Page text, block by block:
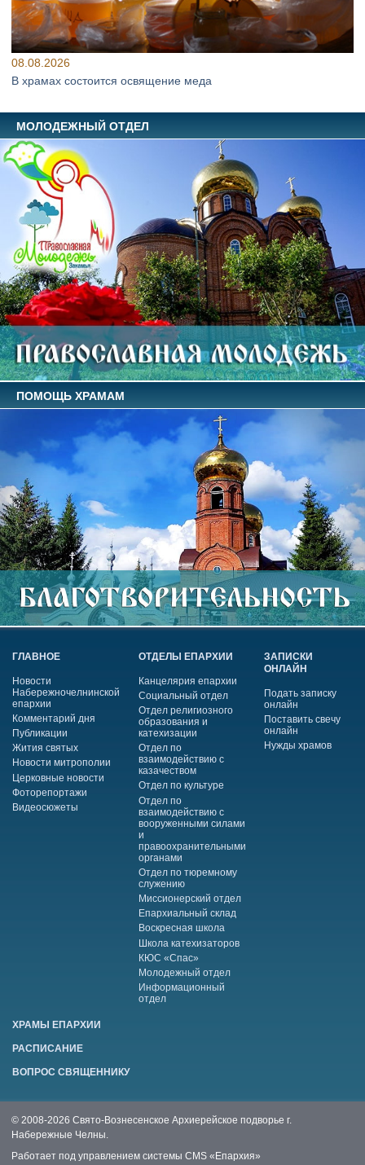
08.08.2026
В храмах состоится освящение меда
МОЛОДЕЖНЫЙ ОТДЕЛ
ПОМОЩЬ ХРАМАМ
ГЛАВНОЕ
Новости
Набережночелнинской
епархии
Комментарий дня
Публикации
Жития святых
Новости митрополии
Церковные новости
Фоторепортажи
Видеосюжеты
ОТДЕЛЫ ЕПАРХИИ
Канцелярия епархии
Социальный отдел
Отдел религиозного
образования и
катехизации
Отдел по
взаимодействию с
казачеством
Отдел по культуре
Отдел по
взаимодействию с
вооруженными силами
и
правоохранительными
органами
Отдел по тюремному
служению
Миссионерский отдел
Епархиальный склад
Воскресная школа
Школа катехизаторов
КЮС «Спас»
Молодежный отдел
Информационный
отдел
ЗАПИСКИ
ОНЛАЙН
Подать записку
онлайн
Поставить свечу
онлайн
Нужды храмов
ХРАМЫ ЕПАРХИИ
РАСПИСАНИЕ
ВОПРОС СВЯЩЕННИКУ
© 2008-2026 Свято-Вознесенское Архиерейское подворье г.
Набережные Челны.
Работает под управлением системы CMS «Епархия»